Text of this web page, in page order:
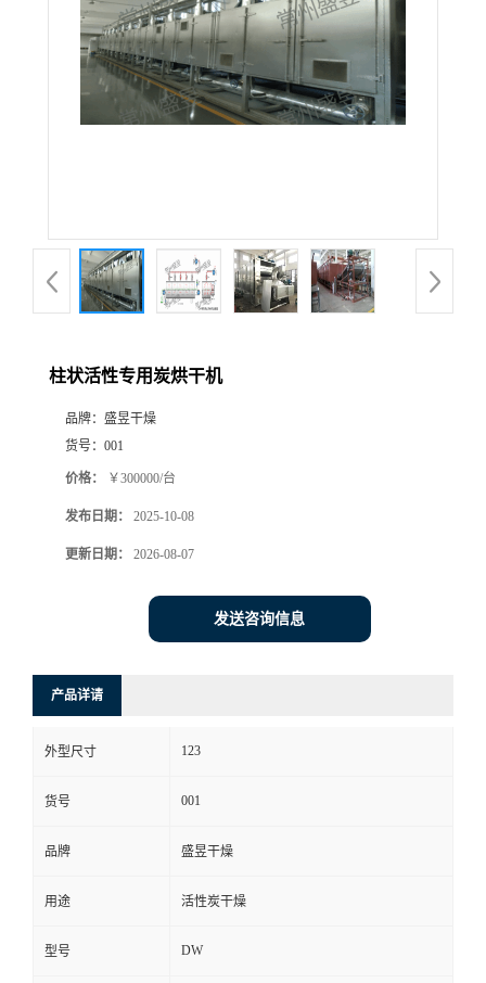
柱状活性专用炭烘干机
品牌： 盛昱干燥
货号： 001
价格： ￥300000/台
发布日期： 2025-10-08
更新日期： 2026-08-07
发送咨询信息
产品详请
外型尺寸 123
货号 001
品牌 盛昱干燥
用途 活性炭干燥
型号 DW